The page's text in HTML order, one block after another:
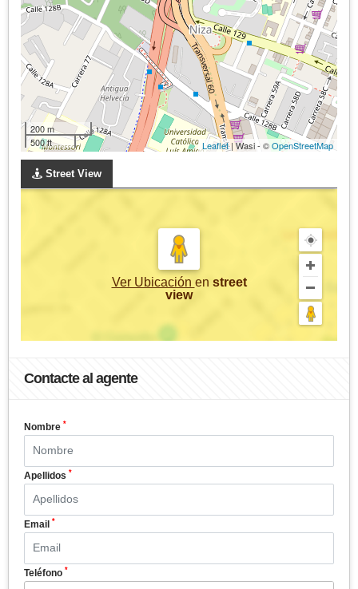
200 m
500 ft
Leaflet| Wasi - ©OpenStreetMap
Street View
Ver Ubicación en street
view
Contacte al agente
Nombre *
Apellidos *
Email *
Teléfono *